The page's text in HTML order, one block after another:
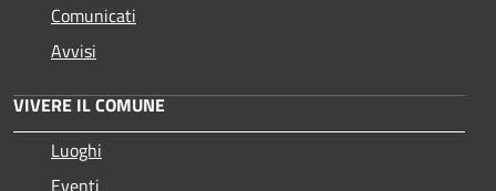
Comunicati
Avvisi
VIVERE IL COMUNE
Luoghi
Eventi